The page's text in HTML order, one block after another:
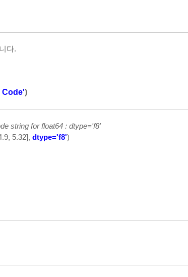
다.
Code')
string for float64 : dtype='f8'
5.32], dtype='f8')